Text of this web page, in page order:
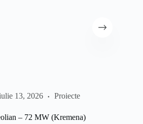
13, 2026 Proiecte
– 72 MW (Kremena)